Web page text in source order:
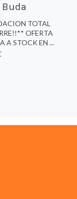
Buda
TOTAL
OFERTA
A STOCK EN ...